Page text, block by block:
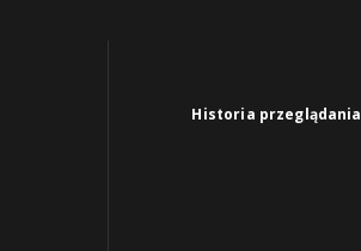
Historia przeglądania